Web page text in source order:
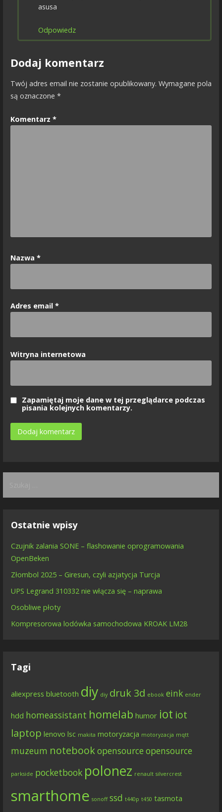
asusa
Odpowiedz
Dodaj komentarz
Twój adres email nie zostanie opublikowany. Wymagane pola
są oznaczone *
Komentarz *
Nazwa *
Adres email *
Witryna internetowa
Zapamiętaj moje dane w tej przeglądarce podczas
pisania kolejnych komentarzy.
Ostatnie wpisy
Czujnik zalania SONE – flashowanie oprogramowania
OpenBeken
Złombol 2025 – Giresun, czyli azjatycja Turcja
UPS Legrand 310332 nie włącza się – naprawa
Osobliwe płoty
Kompresorowa lodówka samochodowa KROAK LM28
Tagi
aliexpress bluetooth diy diy druk 3d ebook eink ender
hdd homeassistant homelab humor iot iot
laptop lenovo lsc makita motoryzacja motoryzacja mqtt
muzeum notebookopensource opensource
parkside pocketbook polonez renault silvercrest
smarthome sonoff ssd t440p t450 tasmota